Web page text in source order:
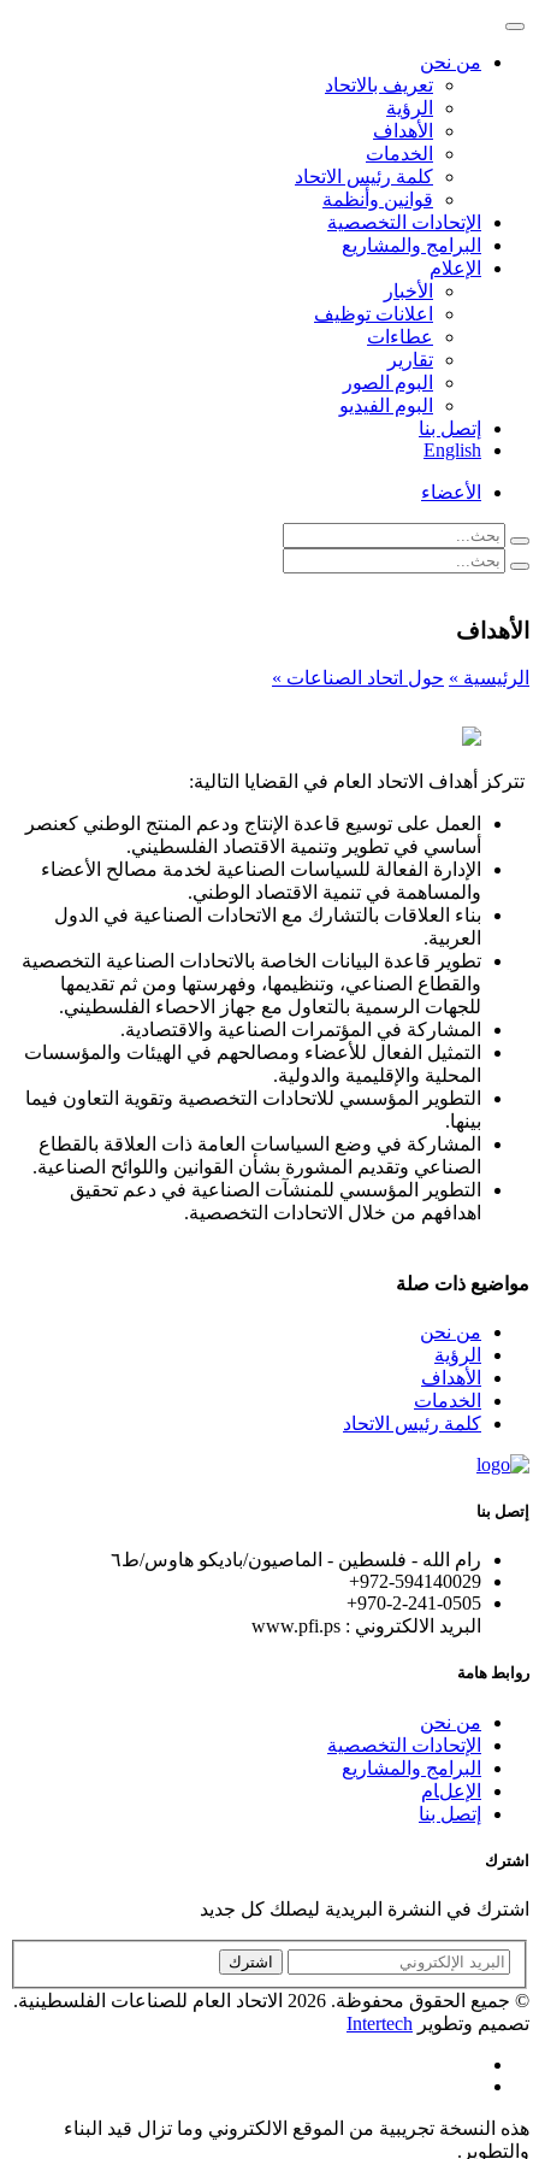
من نحن
تعريف بالاتحاد
الرؤية
الأهداف
الخدمات
كلمة رئيس الاتحاد
قوانين وأنظمة
الإتحادات التخصصية
البرامج والمشاريع
الإعلام
الأخبار
اعلانات توظيف
عطاءات
تقارير
البوم الصور
البوم الفيديو
إتصل بنا
English
الأعضاء
الأهداف
الرئيسية » حول اتحاد الصناعات »
تتركز أهداف الاتحاد العام في القضايا التالية:
العمل على توسيع قاعدة الإنتاج ودعم المنتج الوطني كعنصر
أساسي في تطوير وتنمية الاقتصاد الفلسطيني.
الإدارة الفعالة للسياسات الصناعية لخدمة مصالح الأعضاء
والمساهمة في تنمية الاقتصاد الوطني.
بناء العلاقات بالتشارك مع الاتحادات الصناعية في الدول
العربية.
تطوير قاعدة البيانات الخاصة بالاتحادات الصناعية التخصصية
والقطاع الصناعي، وتنظيمها، وفهرستها ومن ثم تقديمها
للجهات الرسمية بالتعاول مع جهاز الاحصاء الفلسطيني.
المشاركة في المؤتمرات الصناعية والاقتصادية.
التمثيل الفعال للأعضاء ومصالحهم في الهيئات والمؤسسات
المحلية والإقليمية والدولية.
التطوير المؤسسي للاتحادات التخصصية وتقوية التعاون فيما
بينها.
المشاركة في وضع السياسات العامة ذات العلاقة بالقطاع
الصناعي وتقديم المشورة بشأن القوانين واللوائح الصناعية.
التطوير المؤسسي للمنشآت الصناعية في دعم تحقيق
اهدافهم من خلال الاتحادات التخصصية.
مواضيع ذات صلة
من نحن
الرؤية
الأهداف
الخدمات
كلمة رئيس الاتحاد
إتصل بنا
رام الله - فلسطين - الماصيون/باديكو هاوس/ط٦
972-594140029+
+970-2-241-0505
البريد الالكتروني : www.pfi.ps
روابط هامة
من نحن
الإتحادات التخصصية
البرامج والمشاريع
الإعلام
إتصل بنا
اشترك
اشترك في النشرة البريدية ليصلك كل جديد
اشترك
© جميع الحقوق محفوظة. 2026 الاتحاد العام للصناعات الفلسطينية.
تصميم وتطوير Intertech
هذه النسخة تجريبية من الموقع الالكتروني وما تزال قيد البناء
والتطوير.